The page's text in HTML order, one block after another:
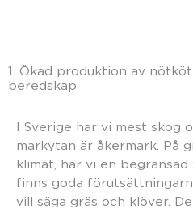
1. Ökad produktion av
beredskap
I Sverige har vi mest skog
markytan är åkermark. På
klimat, har vi en
finns goda
vill säga gräs och klöver.